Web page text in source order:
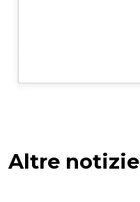
Altre notizie